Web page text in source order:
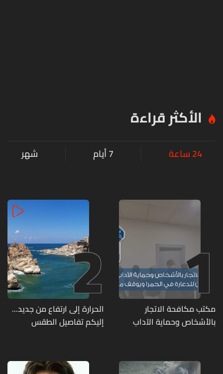
الأكثر قراءة
24 ساعة 7 أيام شهر
1
مكتب مكافحة الاتجار
بالأشخاص وحماية الآداب
متورطين
2
الحرارة إلى ارتفاع من جديد...
إليكم تفاصيل الطقس